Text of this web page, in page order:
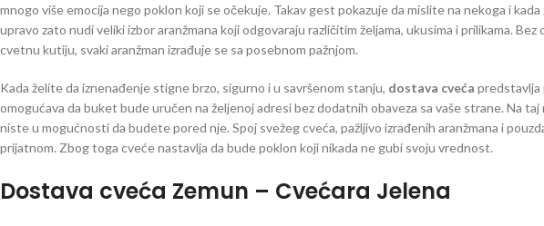
mnogo više emocija nego poklon koji se očekuje. Takav gest pokazuje da mislite na nekoga i
upravo zato nudi veliki izbor aranžmana koji odgovaraju različitim željama, ukusima i prilikama.
cvetnu kutiju, svaki aranžman izrađuje se sa posebnom pažnjom.
Kada želite da iznenađenje stigne brzo, sigurno i u savršenom stanju, dostava cveća predstavlja
omogućava da buket bude uručen na željenoj adresi bez dodatnih obaveza sa vaše strane. Na
niste u mogućnosti da budete pored nje. Spoj svežeg cveća, pažljivo izrađenih aranžmana i
prijatnom. Zbog toga cveće nastavlja da bude poklon koji nikada ne gubi svoju vrednost.
Dostava cveća Zemun – Cvećara Jelena